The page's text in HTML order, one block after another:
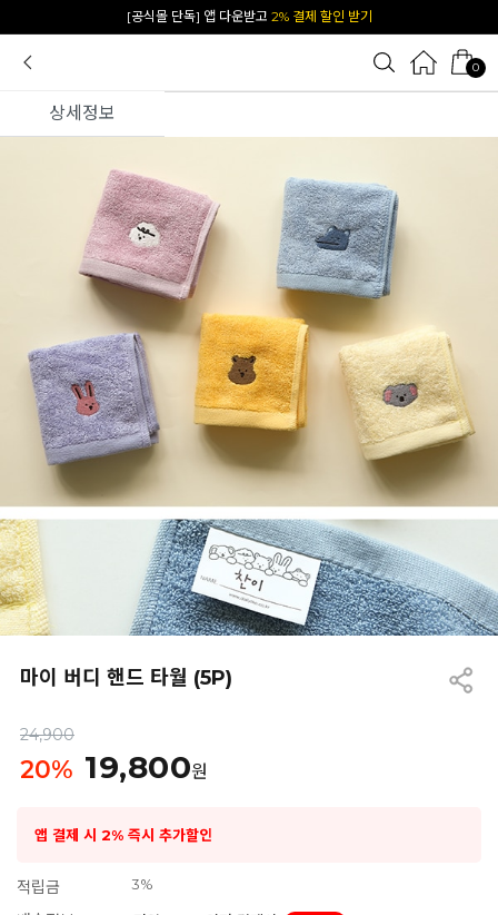
카카오 플친 추가하면1천원 즉시 할인 쿠폰
0
상세정보
마이 버디 핸드 타월 (5P)
24,900
20% 19,800원
앱 결제 시 2% 즉시 추가할인
적립금 3%